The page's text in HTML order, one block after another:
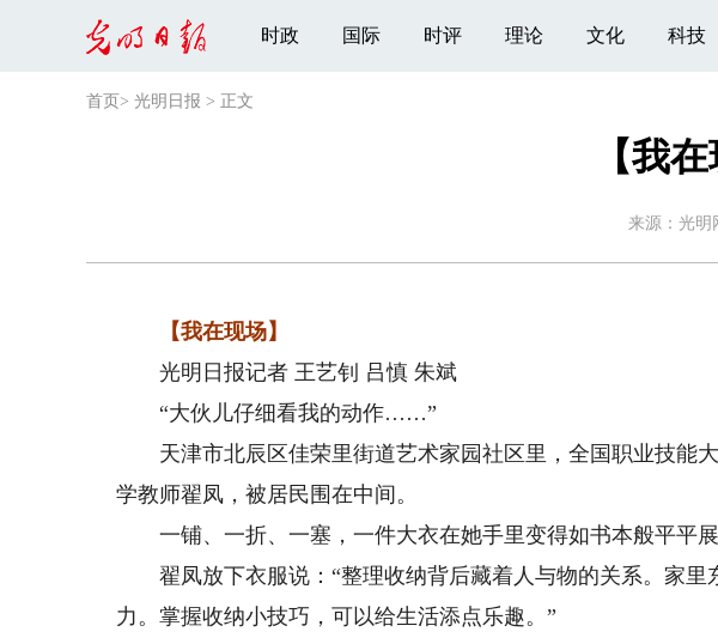
时政 国际 时评 理论 文化 科技
首页 > 光明日报 > 正文
【我
来源： 光明
【我在现场】
光明日报记者 王艺钊 吕慎 朱斌
“大伙儿仔细看我的动作……”
天津市北辰区佳荣里街道艺术家园社区里，全国职业技能
学教师翟凤，被居民围在中间。
一铺、一折、一塞，一件大衣在她手里变得如书本般平平展
翟凤放下衣服说：“整理收纳背后藏着人与物的关系。家里
力。掌握收纳小技巧，可以给生活添点乐趣。”